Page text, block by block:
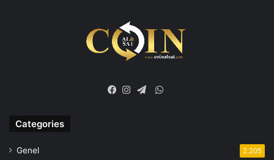
WhatsApp
Categories
Genel 2.205